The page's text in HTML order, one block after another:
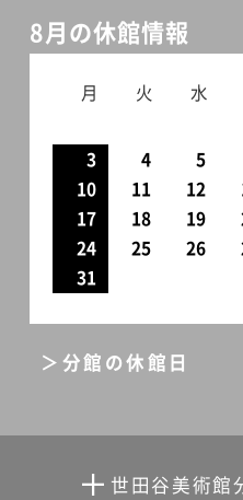
8月の休館情報
月 火 水
3
4 5
10
11 12
17
18 19
24
25 26
31
＞分館の休館日
世田谷美術館